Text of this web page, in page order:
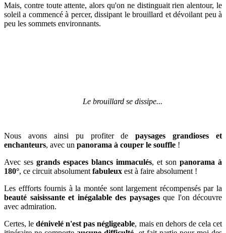
Mais, contre toute attente, alors qu'on ne distinguait rien alentour, le
soleil a commencé à percer, dissipant le brouillard et dévoilant peu à
peu les sommets environnants.
Le brouillard se dissipe...
Nous avons ainsi pu profiter depaysages grandioses et
enchanteurs, avec un panorama à couper le souffle !
Avec ses grands espaces blancs immaculés, et son panorama à
180°, ce circuit absolument fabuleux est à faire absolument !
Les effforts fournis à la montée sont largement récompensés par la
beauté saisissante et inégalable des paysagesque l'on découvre
avec admiration.
Certes, le dénivelé n'est pas négligeable, mais en dehors de cela cet